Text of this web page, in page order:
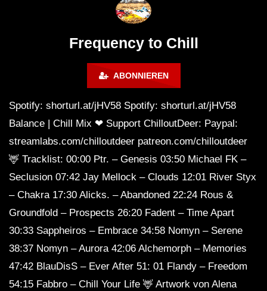
Chillout Ibiza Lounge 2024 🍓
Calm & Relaxing Background
Music 🍓 Chill, Study, Work,
Frequency to Chill
ABONNIEREN
Spotify: shorturl.at/jHV58 Spotify: shorturl.at/jHV58
Balance | Chill Mix ❤ Support ChilloutDeer: Paypal:
streamlabs.com/chilloutdeer patreon.com/chilloutdeer
🦌 Tracklist: 00:00 Ptr. – Genesis 03:50 Michael FK –
Seclusion 07:42 Jay Mellock – Clouds 12:01 River Styx
– Chakra 17:30 Alicks. – Abandoned 22:24 Rous &
Groundfold – Prospects 26:20 Fadent – ​​Time Apart
30:33 Sappheiros – Embrace 34:58 Nomyn – Serene
38:37 Nomyn – Aurora 42:06 Alchemorph – Memories
47:42 BlauDisS – Ever After 51: 01 Flandy – Freedom
54:15 Fabbro – Chill Your Life 🦌 Artwork von Alena